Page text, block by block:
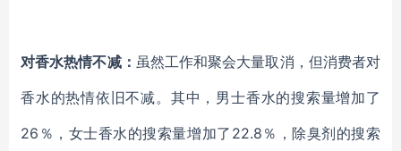
对香水热情不减： 虽然工作和聚会大量取消，但消费者对
香水的热情依旧不减。其中，男士香水的搜索量增加了
26％，女士香水的搜索量增加了22.8％，除臭剂的搜索